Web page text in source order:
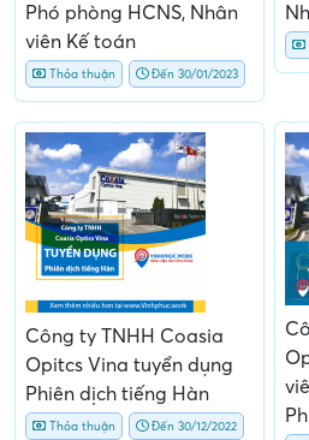
Phó phòng HCNS, Nhân
viên Kế toán
Thỏa thuận Đến 30/01/2023
Công ty TNHH Coasia
Opitcs Vina tuyển dụng
Phiên dịch tiếng Hàn
Thỏa thuận Đến 30/12/2022